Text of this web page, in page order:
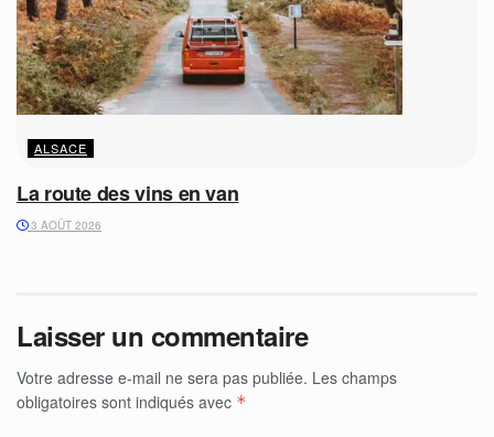
ALSACE
La route des vins en van
3 AOÛT 2026
Laisser un commentaire
Votre adresse e-mail ne sera pas publiée. Les champs
obligatoires sont indiqués avec *